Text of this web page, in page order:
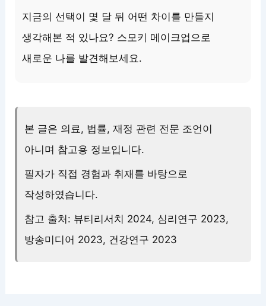
지금의 선택이 몇 달 뒤 어떤 차이를 만들지
생각해본 적 있나요? 스모키 메이크업으로
새로운 나를 발견해보세요.
본 글은 의료, 법률, 재정 관련 전문 조언이
아니며 참고용 정보입니다.
필자가 직접 경험과 취재를 바탕으로
작성하였습니다.
참고 출처: 뷰티리서치 2024, 심리연구 2023,
방송미디어 2023, 건강연구 2023